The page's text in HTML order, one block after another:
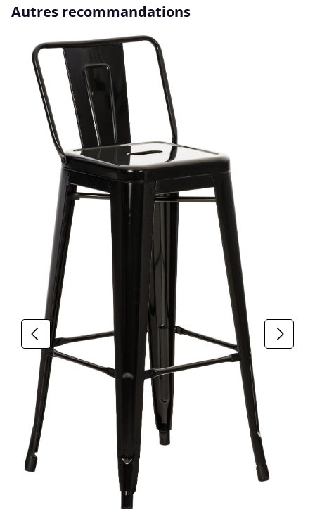
Ignorer la galerie de produits
Autres recommandations